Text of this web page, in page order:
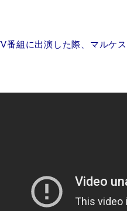
番組に出演した際、マルケ